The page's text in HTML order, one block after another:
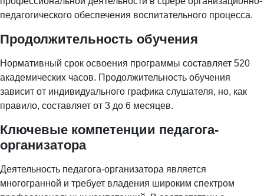
педагогического обеспечения воспитательного процесса.
Продолжительность обучения
Нормативный срок освоения программы составляет 520
академических часов. Продолжительность обучения
зависит от индивидуального графика слушателя, но, как
правило, составляет от 3 до 6 месяцев.
Ключевые компетенции педагога-
организатора
Деятельность педагога-организатора является
многогранной и требует владения широким спектром